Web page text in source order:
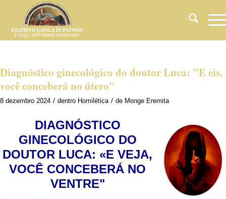
Diagnóstico ginecológico do doutor Luca: "E eis,
você conceberá no útero"
8 dezembro 2024 / dentro Homilética / de Monge Eremita
DIAGNÓSTICO
GINECOLÓGICO DO
DOUTOR LUCA: «E VEJA,
VOCÊ CONCEBERÁ NO
VENTRE"